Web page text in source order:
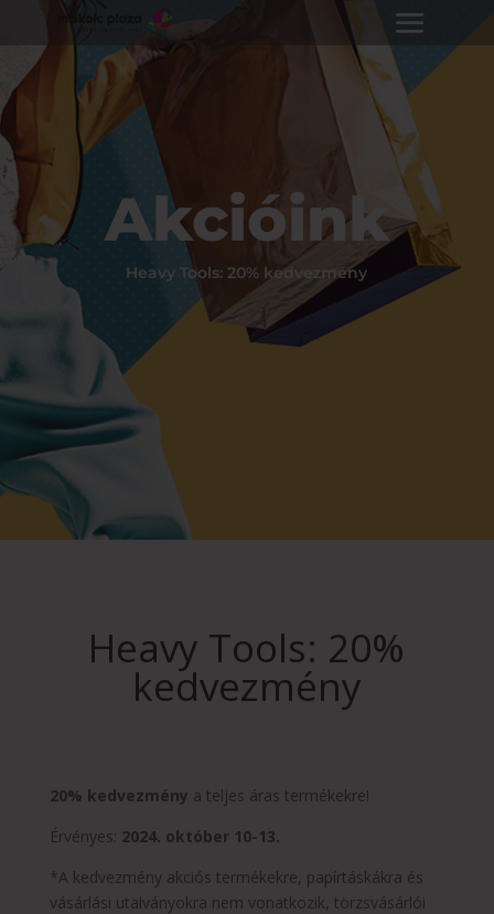
Akcióink
Heavy Tools: 20% kedvezmény
Heavy Tools: 20%
kedvezmény
20% kedvezmény a teljes áras termékekre!
Érvényes: 2024. október 10-13.
*A kedvezmény akciós termékekre, papírtáskákra és
vásárlási utalványokra nem vonatkozik, törzsvásárlói